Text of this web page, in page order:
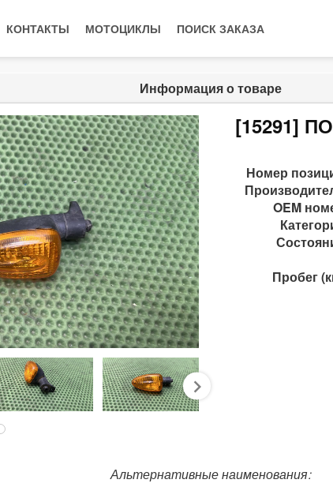
КОНТАКТЫ МОТОЦИКЛЫ ПОИСК ЗАКАЗА
Информация о товаре
next
[15291]
Номер
OEM
Пробег
Альтернативные наименования: